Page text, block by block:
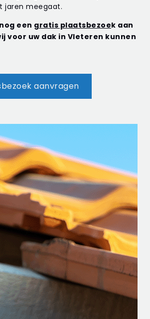
jaren meegaat.
een gratis plaatsbezoek aan
voor uw dak in Vleteren kunnen
aanvragen